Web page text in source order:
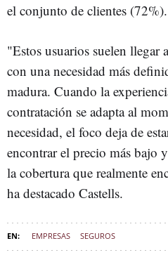
el conjunto de clientes (72%).
"Estos usuarios suelen llegar
con una necesidad más
madura. Cuando la
contratación se adapta al
necesidad, el foco deja de
encontrar el precio más bajo
la cobertura que realmente
ha destacado Castells.
EMPRESAS SEGUROS